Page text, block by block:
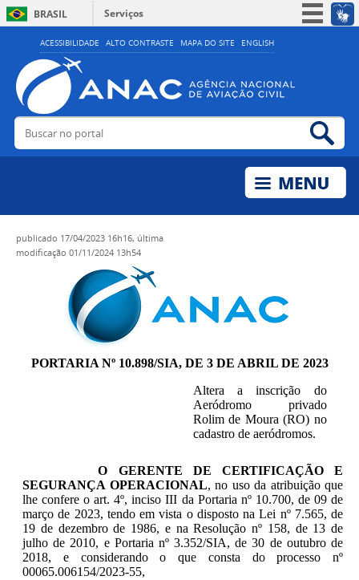
ACESSIBILIDADE ALTO CONTRASTE MAPA DO SITE ENGLISH
BRASIL
Serviços
Simplifique!
Acesso à informação
Legislação
Buscar no portal
publicado 17/04/2023 16h16, última
modificação 01/11/2024 13h54
PORTARIA Nº 10.898/SIA, DE 3 DE ABRIL DE 2023
Altera a inscrição do
Aeródromo privado
Rolim de Moura (RO) no
cadastro de aeródromos.
O GERENTE DE CERTIFICAÇÃO E
SEGURANÇA OPERACIONAL, no uso da atribuição que
lhe confere o art. 4º, inciso III da Portaria nº 10.700, de 09 de
março de 2023, tendo em vista o disposto na Lei nº 7.565, de
19 de dezembro de 1986, e na Resolução nº 158, de 13 de
julho de 2010, e Portaria nº 3.352/SIA, de 30 de outubro de
2018, e considerando o que consta do processo nº
00065.006154/2023-55,